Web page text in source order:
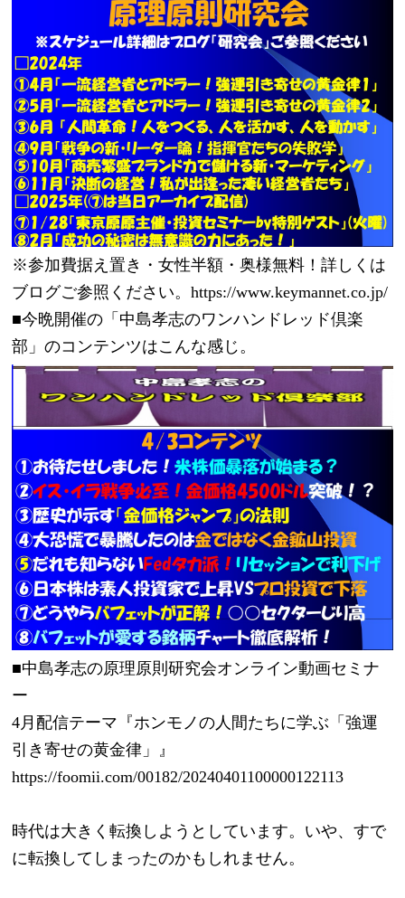
※参加費据え置き・女性半額・奥様無料！詳しくは
ブログご参照ください。https://www.keymannet.co.jp/
■今晩開催の「中島孝志のワンハンドレッド倶楽
部」のコンテンツはこんな感じ。
■中島孝志の原理原則研究会オンライン動画セミナ
ー
4月配信テーマ『ホンモノの人間たちに学ぶ「強運
引き寄せの黄金律」』
https://foomii.com/00182/20240401100000122113
時代は大きく転換しようとしています。いや、すで
に転換してしまったのかもしれません。